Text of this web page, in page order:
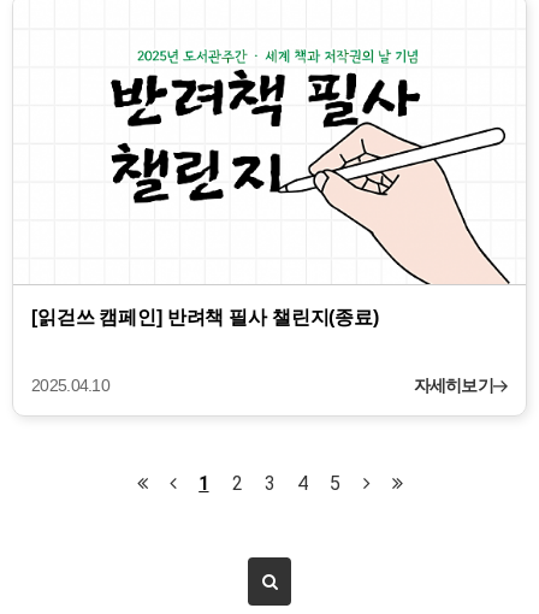
[읽걷쓰 캠페인] 반려책 필사 챌린지(종료)
2025.04.10 자세히보기
1 2 3 4 5